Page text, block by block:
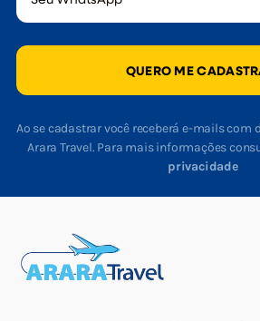
QUERO ME
Ao se cadastrar você receberá e-mails com
Arara Travel. Para mais informações
privacidade